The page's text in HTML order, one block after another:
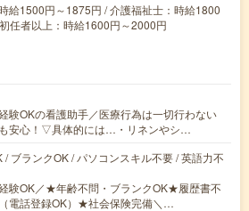
給1500円～1875円 / 介護福祉士：時給1800
任者以上：時給1600円～2000円
験OKの看護助手／医療行為は一切行わない
安心！▽具体的には…・リネンやシ…
/ ブランクOK / パソコンスキル不要 / 英語力不
験OK／★年齢不問・ブランクOK★履歴書不
電話登録OK）★社会保険完備＼…